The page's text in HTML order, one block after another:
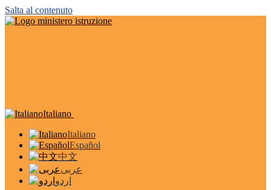
Salta al contenuto
Italiano
Italiano
Español
中文
عربى
اردو